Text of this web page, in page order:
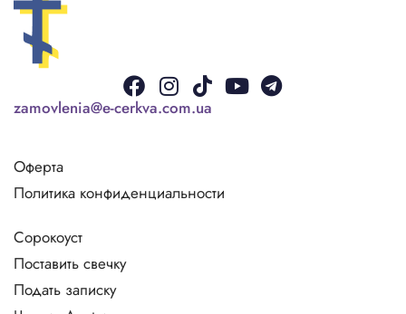
Facebook
Instagram
TiktokYoutubeTelegram
zamovlenia@e-cerkva.com.ua
Оферта
Политика конфиденциальности
Сорокоуст
Поставить свечку
Подать записку